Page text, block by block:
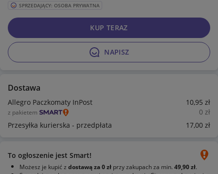
SPRZEDAJĄCY: OSOBA PRYWATNA
NAPISZ
KUP TERAZ
Dostawa
Allegro Paczkomaty InPost 10,95 zł
z pakietem 0 zł
Przesyłka kurierska - przedpłata
17,00 zł
To ogłoszenie jest Smart!
Możesz je kupić z dostawą za 0 zł przy zakupach za min. 49,90 zł.